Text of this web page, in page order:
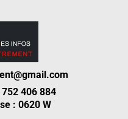
752 406 884
: 0620 W